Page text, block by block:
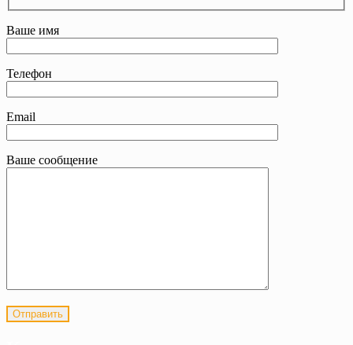
Ваше имя
Телефон
Email
Ваше сообщение